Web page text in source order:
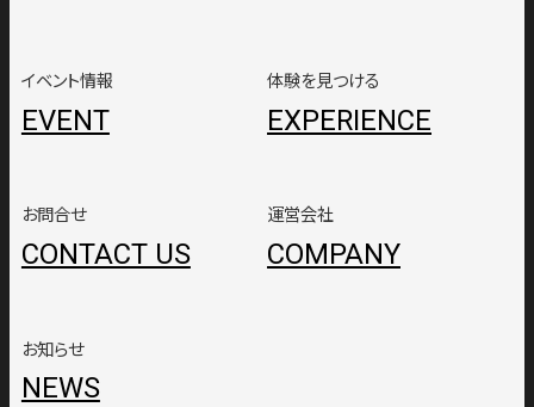
イベント情報
EVENT
お問合せ
CONTACT US
体験を見つける
EXPERIENCE
運営会社
COMPANY
お知らせ
NEWS